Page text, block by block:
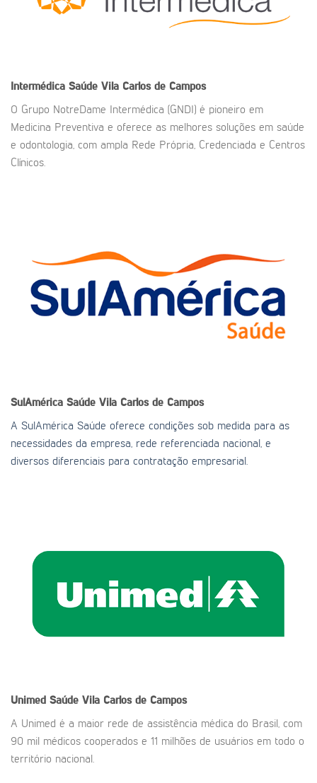
Intermédica Saúde Vila Carlos de Campos
O Grupo NotreDame Intermédica (GNDI) é pioneiro em
Medicina Preventiva e oferece as melhores soluções em saúde
e odontologia, com ampla Rede Própria, Credenciada e Centros
Clínicos.
SulAmérica Saúde Vila Carlos de Campos
A SulAmérica Saúde oferece condições sob medida para as
necessidades da empresa, rede referenciada nacional, e
diversos diferenciais para contratação empresarial.
Unimed Saúde Vila Carlos de Campos
A Unimed é a maior rede de assistência médica do Brasil, com
90 mil médicos cooperados e 11 milhões de usuários em todo o
território nacional.